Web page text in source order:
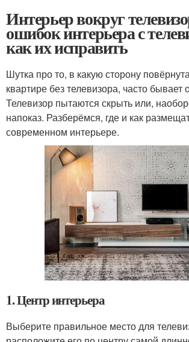
Интерьер вокруг
ошибок интерьера с
как их исправить
Шутка про то, в какую сторону
квартире без телевизора, часто бывает
Телевизор пытаются скрыть или,
напоказ. Разберёмся, где и как
современном интерьере.
1. Центр интерьера
Выберите правильное место для